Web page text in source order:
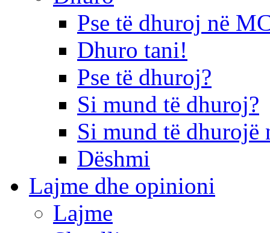
Pse të dhuroj në
Dhuro tani!
Pse të dhuroj?
Si mund të dhuroj?
Si mund të dhurojë
Dëshmi
Lajme dhe opinioni
Lajme